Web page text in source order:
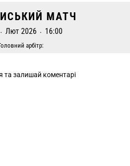
МАТЧ
• Лют 2026 • 16:00
арбітр: